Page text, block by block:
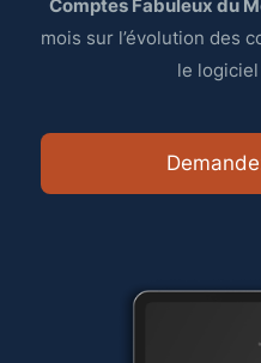
Comptes Fabuleux du
mois sur l’évolution des
le logiciel